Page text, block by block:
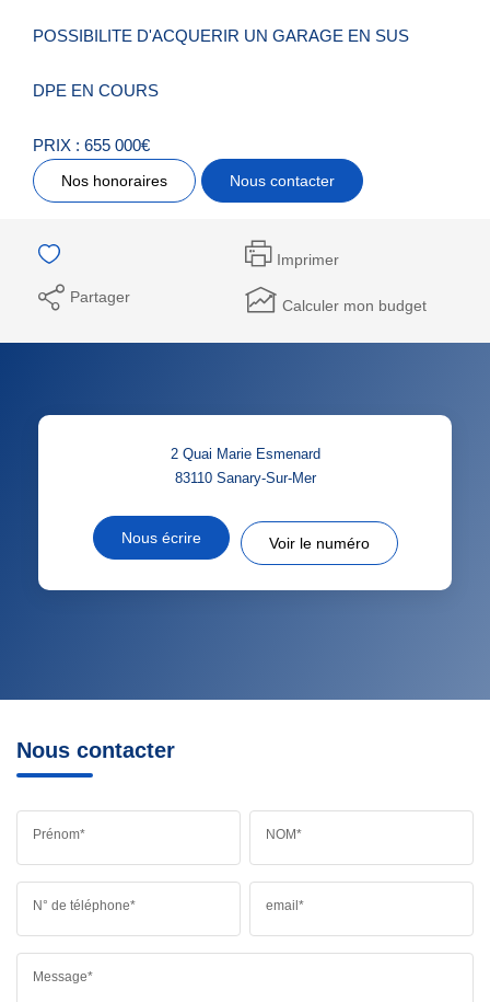
POSSIBILITE D'ACQUERIR UN GARAGE EN SUS
DPE EN COURS
PRIX : 655 000€
Nos honoraires Nous contacter
Imprimer
Partager Calculer mon budget
2 Quai Marie Esmenard
83110 Sanary-Sur-Mer
Nous écrire Voir le numéro
Nous contacter
Prénom* NOM*
N° de téléphone* email*
Message*